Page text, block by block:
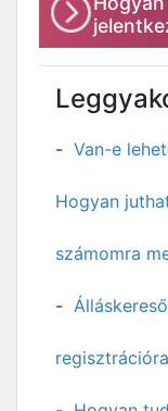
Van-e
Hogyan
számomra